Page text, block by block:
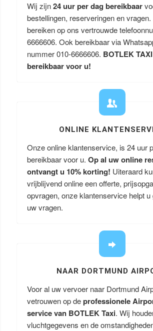
Wij zijn24 uur per dag bereikbaar
bestellingen, reserveringen en
bereiken op ons vertrouwde
6666606. Ook bereikbaar via
nummer 010-6666606. BOTLEK
bereikbaar voor u!
ONLINE
Onze online klantenservice, is 24 uur
bereikbaar voor u. Op al uw online
ontvangt u 10% korting! Uiteraard
vrijblijvend online een offerte,
opvragen, onze klantenservice helpt u
uw vragen.
NAAR DORTMUND
Voor al uw vervoer naar Dortmund
vetrouwen op deprofessionele
service van BOTLEK Taxi. Wij
vluchtgegevens en de